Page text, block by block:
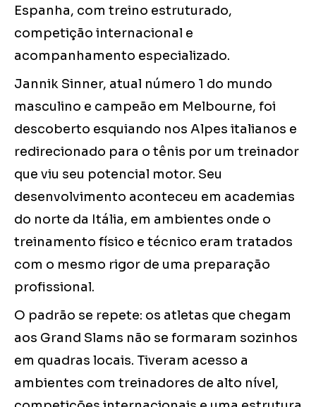
Espanha, com treino estruturado,
competição internacional e
acompanhamento especializado.
Jannik Sinner, atual número 1 do mundo
masculino e campeão em Melbourne, foi
descoberto esquiando nos Alpes italianos e
redirecionado para o tênis por um treinador
que viu seu potencial motor. Seu
desenvolvimento aconteceu em academias
do norte da Itália, em ambientes onde o
treinamento físico e técnico eram tratados
com o mesmo rigor de uma preparação
profissional.
O padrão se repete: os atletas que chegam
aos Grand Slams não se formaram sozinhos
em quadras locais. Tiveram acesso a
ambientes com treinadores de alto nível,